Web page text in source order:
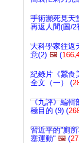
手術瀕死見天
再返人間(圖/2
大科學家往返
意(2) 🖼️ (
紀錄片《蠶食
全文（一） (
《九評》編輯
極目的 (9) (
習近平的"廁
塞運動" 🖼️ (